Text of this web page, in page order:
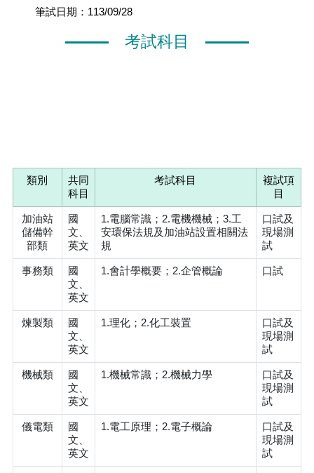
筆試日期：113/09/28
考試科目
類別
共同
科目
考試科目
複試項
目
加油站
儲備幹
部類
國
文、
英文
1.電腦常識；2.電機機械；3.工
安環保法規及加油站設置相關法
規
口試及
現場測
試
事務類
國
文、
英文
1.會計學概要；2.企管概論 口試
煉製類
國
文、
英文
1.理化；2.化工裝置
口試及
現場測
試
機械類
國
文、
英文
1.機械常識；2.機械力學
口試及
現場測
試
儀電類
國
文、
英文
1.電工原理；2.電子概論
口試及
現場測
試